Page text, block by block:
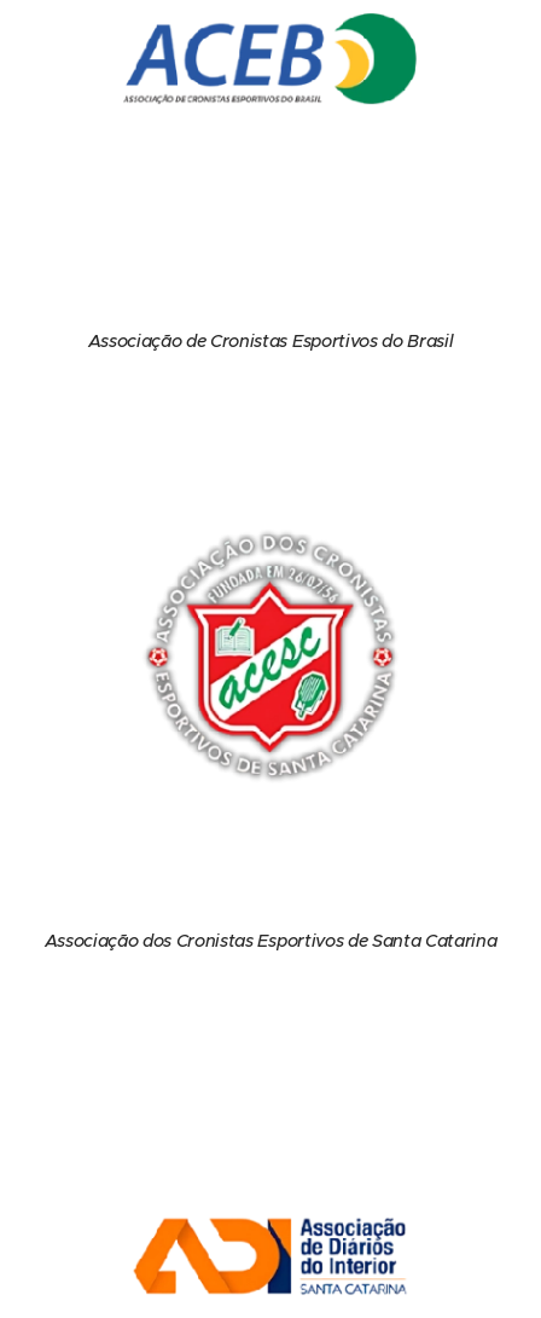
Associação de Cronistas Esportivos do Brasil
Associação dos Cronistas Esportivos de Santa Catarina